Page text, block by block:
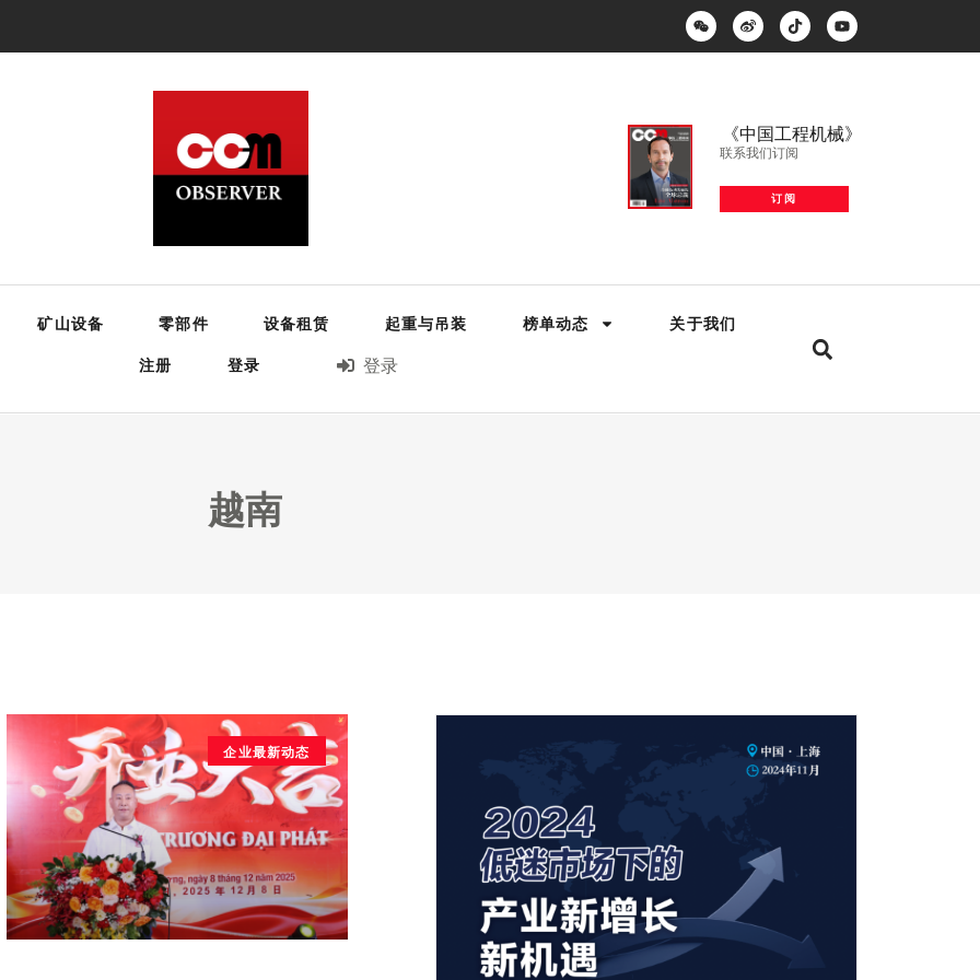
《中国工程机械》
联系我们订阅
订阅
矿山设备 零部件 设备租赁 起重与吊装 榜单动态
关于我们
注册
登录 登录
越南
企业最新动态